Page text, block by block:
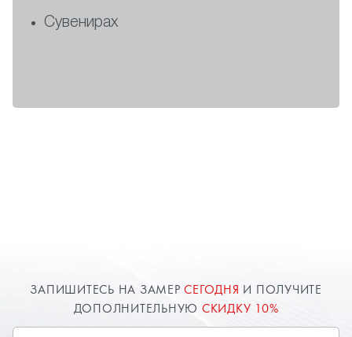
Сувенирах
ЗАПИШИТЕСЬ НА ЗАМЕРСЕГОДНЯ И ПОЛУЧИТЕ
ДОПОЛНИТЕЛЬНУЮ СКИДКУ 10%